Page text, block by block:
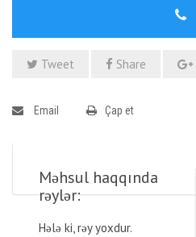
Tweet Share
Email Çap et
Məhsul haqqında
rəylər:
Hələ ki, rəy yoxdur.